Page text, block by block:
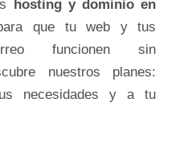
hosting y dominio en
que tu web y tus
funcionen sin
nuestros planes:
necesidades y a tu